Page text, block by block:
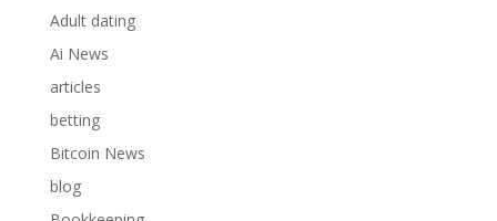
Adult dating
Ai News
articles
betting
Bitcoin News
blog